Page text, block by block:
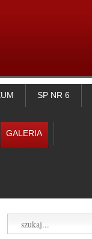
SP NR 6
GALERIA